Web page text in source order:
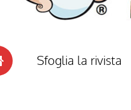
Sfoglia la rivista